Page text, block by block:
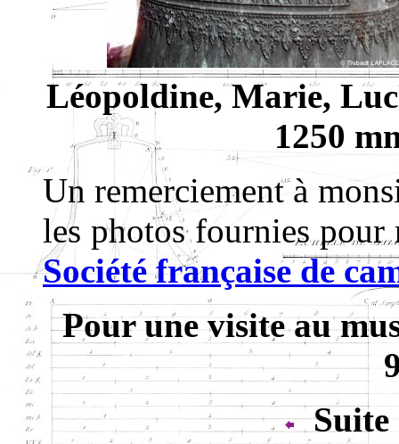
Léopoldine, Marie,
1250
Un remerciement à
les photos fournies pour
Société française de
Pour une visite au
Suite